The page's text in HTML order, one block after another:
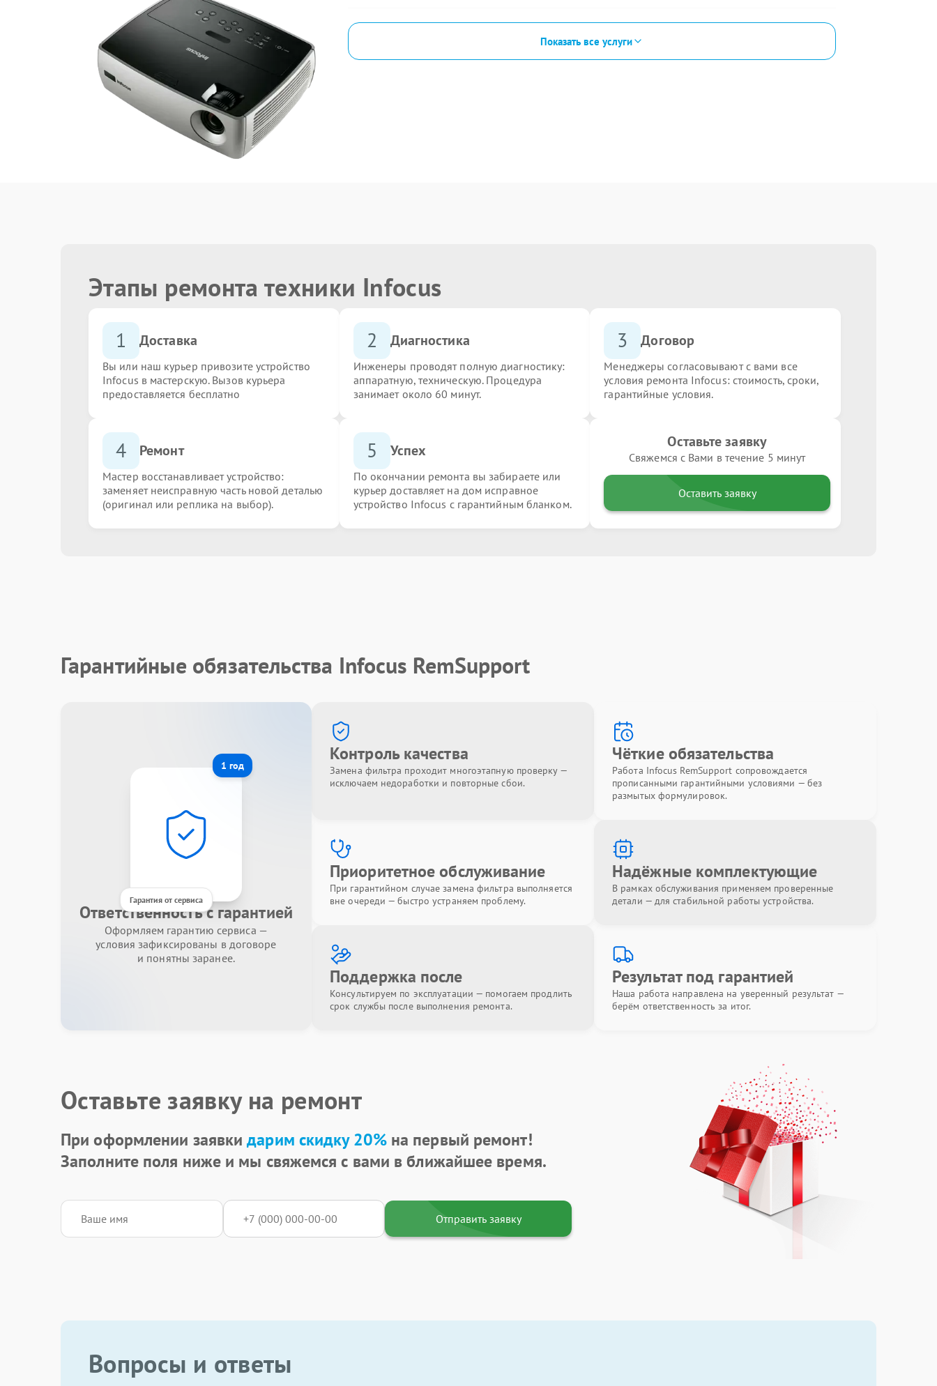
Показать все услуги
Этапы ремонта техники Infocus
1 Доставка
Вы или наш курьер привозите устройство
Infocus в мастерскую. Вызов курьера
предоставляется бесплатно
2 Диагностика
Инженеры проводят полную диагностику:
аппаратную, техническую. Процедура
занимает около 60 минут.
3 Договор
Менеджеры согласовывают с вами все
условия ремонта Infocus: стоимость, сроки,
гарантийные условия.
4 Ремонт
Мастер восстанавливает устройство:
заменяет неисправную часть новой деталью
(оригинал или реплика на выбор).
5 Успех
По окончании ремонта вы забираете или
курьер доставляет на дом исправное
устройство Infocus с гарантийным бланком.
Оставьте заявку
Свяжемся с Вами в течение 5 минут
Оставить заявку
Гарантийные обязательства Infocus RemSupport
1 год
Гарантия от сервиса
Ответственность с гарантией
Оформляем гарантию сервиса —
условия зафиксированы в договоре
и понятны заранее.
Контроль качества
Замена фильтра проходит многоэтапную проверку —
исключаем недоработки и повторные сбои.
Чёткие обязательства
Работа Infocus RemSupport сопровождается
прописанными гарантийными условиями — без
размытых формулировок.
Приоритетное обслуживание
При гарантийном случае замена фильтра выполняется
вне очереди — быстро устраняем проблему.
Надёжные комплектующие
В рамках обслуживания применяем проверенные
детали — для стабильной работы устройства.
Поддержка после
Консультируем по эксплуатации — помогаем продлить
срок службы после выполнения ремонта.
Результат под гарантией
Наша работа направлена на уверенный результат —
берём ответственность за итог.
Оставьте заявку на ремонт
При оформлении заявкидарим скидку 20%на первый ремонт!
Заполните поля ниже и мы свяжемся с вами в ближайшее время.
Отправить заявку
Вопросы и ответы